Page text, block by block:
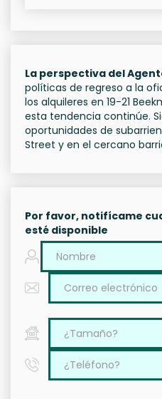
La perspectiva del
políticas de regreso a la
los alquileres en 19-21
esta tendencia continúe.
oportunidades de
Street y en el cercano
Por favor, notifícame
esté disponible